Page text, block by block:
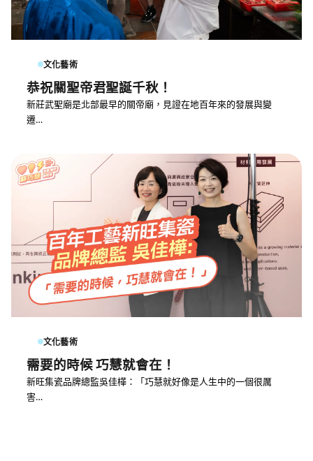
文化藝術
恭祝關聖帝君聖誕千秋！
新莊武聖廟是北部最早的關帝廟，見證在地百年來的發展與變
遷…
文化藝術
需要的時候 巧慧就會在！
新旺集瓷品牌總監吳佳樺：「巧慧就好像是人生中的一個很厲
害…